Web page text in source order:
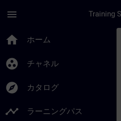
menu
home ホーム
group_work チャネル
explore カタログ
timeline ラーニングパス